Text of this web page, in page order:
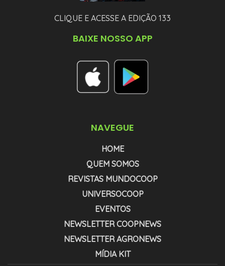
CLIQUE E ACESSE A EDIÇÃO 133
BAIXE NOSSO APP
NAVEGUE
HOME
QUEM SOMOS
REVISTAS MUNDOCOOP
UNIVERSOCOOP
EVENTOS
NEWSLETTER COOPNEWS
NEWSLETTER AGRONEWS
MÍDIA KIT